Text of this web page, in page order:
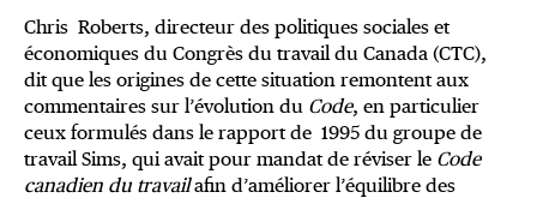
Chris Roberts, directeur des politiques sociales et
économiques du Congrès du travail du Canada (CTC),
dit que les origines de cette situation remontent aux
commentaires sur l’évolution du Code, en particulier
ceux formulés dans le rapport de 1995 du groupe de
travail Sims, qui avait pour mandat de réviser le Code
canadien du travailafin d’améliorer l’équilibre des